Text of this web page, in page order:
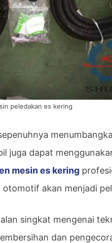
peledakan es kering
juga dapat
mesin es kering
akan menjadi
singkat mengenai
dan